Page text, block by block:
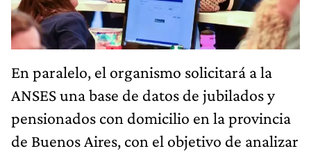
En paralelo, el organismo solicitará a la
ANSES una base de datos de jubilados y
pensionados con domicilio en la provincia
de Buenos Aires, con el objetivo de analizar